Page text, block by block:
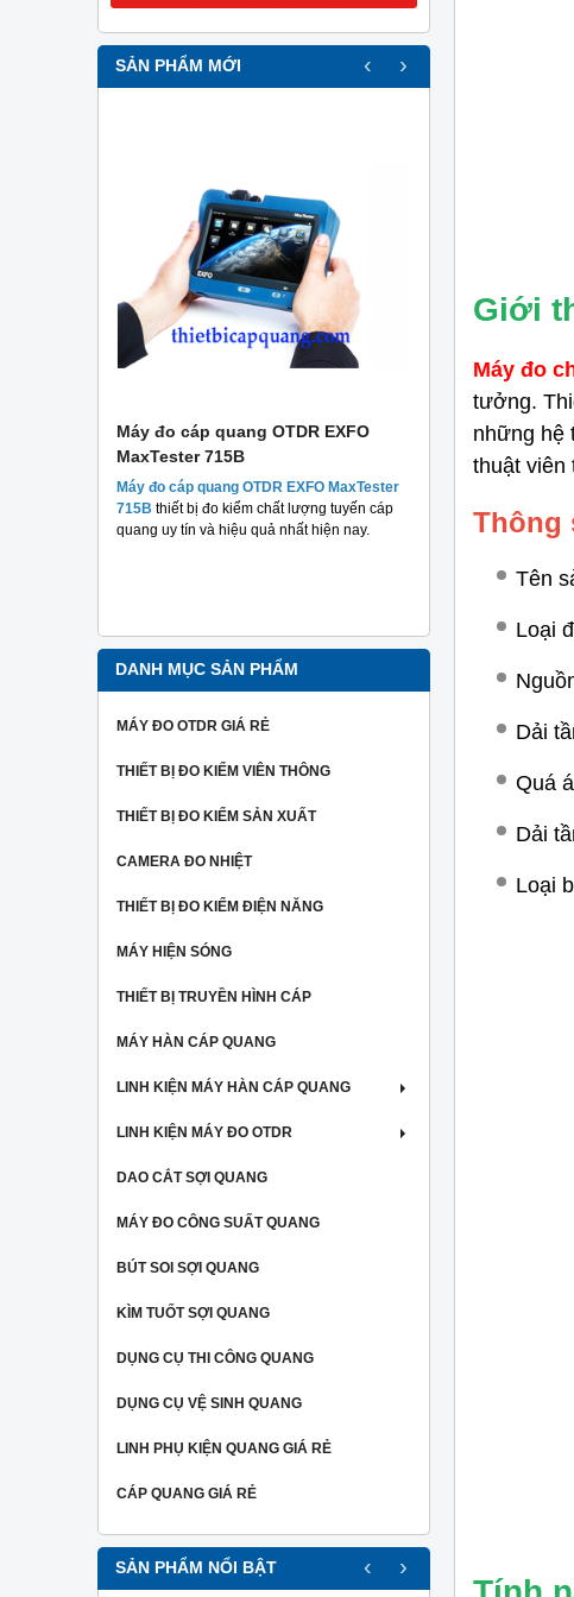
SẢN PHẨM MỚI
Máy đo cáp quang OTDR EXFO
MaxTester 715B
Máy đo cáp quang OTDR EXFO MaxTester
715B thiết bị đo kiểm chất lượng tuyến cáp
quang uy tín và hiệu quả nhất hiện nay.
Máy đo cáp
MaxTester 720C
MaxTester
đo tra sợi
người dùng đo
‹ ›
DANH MỤC SẢN PHẨM
MÁY ĐO OTDR GIÁ RẺ
THIẾT BỊ ĐO KIỂM VIÊN THÔNG
THIẾT BỊ ĐO KIỂM SẢN XUẤT
CAMERA ĐO NHIỆT
THIẾT BỊ ĐO KIỂM ĐIỆN NĂNG
MÁY HIỆN SÓNG
THIẾT BỊ TRUYỀN HÌNH CÁP
MÁY HÀN CÁP QUANG
LINH KIỆN MÁY HÀN CÁP QUANG
LINH KIỆN MÁY ĐO OTDR
DAO CẮT SỢI QUANG
MÁY ĐO CÔNG SUẤT QUANG
BÚT SOI SỢI QUANG
KÌM TUỐT SỢI QUANG
DỤNG CỤ THI CÔNG QUANG
DỤNG CỤ VỆ SINH QUANG
LINH PHỤ KIỆN QUANG GIÁ RẺ
CÁP QUANG GIÁ RẺ
SẢN PHẨM NỔI BẬT ‹ ›
Giới
Máy đo
tưởng.
những hệ
thuật viên
Thông
Tên
Loại
Dải
Quá
Dải
Loại